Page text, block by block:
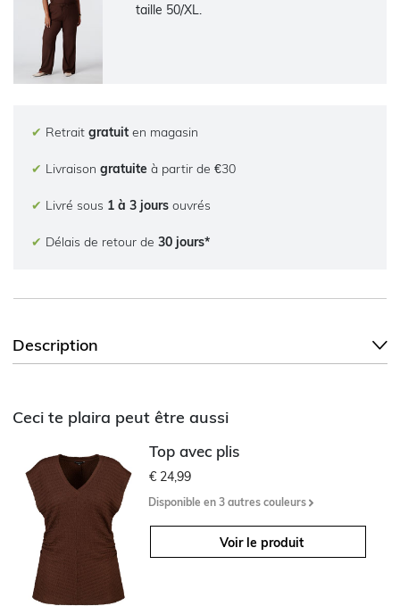
taille 50/XL.
✔ Retrait gratuit en magasin
✔ Livraison gratuite à partir de €30
✔ Livré sous 1 à 3 jours ouvrés
✔ Délais de retour de 30 jours*
Description
Ceci te plaira peut être aussi
Top avec plis
€ 24,99
Disponible en 3 autres couleurs
Voir le produit